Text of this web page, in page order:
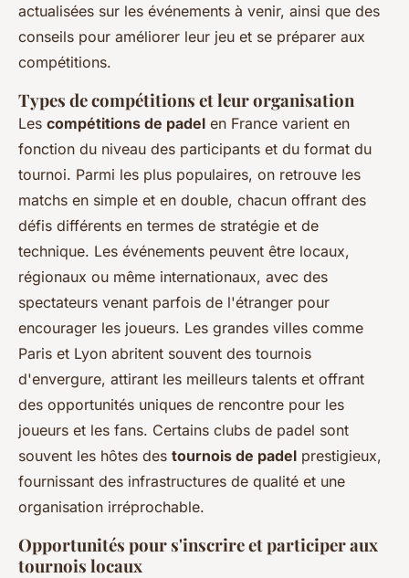
actualisées sur les événements à venir, ainsi que des
conseils pour améliorer leur jeu et se préparer aux
compétitions.
Types de compétitions et leur organisation
Les compétitions de padel en France varient en
fonction du niveau des participants et du format du
tournoi. Parmi les plus populaires, on retrouve les
matchs en simple et en double, chacun offrant des
défis différents en termes de stratégie et de
technique. Les événements peuvent être locaux,
régionaux ou même internationaux, avec des
spectateurs venant parfois de l'étranger pour
encourager les joueurs. Les grandes villes comme
Paris et Lyon abritent souvent des tournois
d'envergure, attirant les meilleurs talents et offrant
des opportunités uniques de rencontre pour les
joueurs et les fans. Certains clubs de padel sont
souvent les hôtes des tournois de padel prestigieux,
fournissant des infrastructures de qualité et une
organisation irréprochable.
Opportunités pour s'inscrire et participer aux
tournois locaux